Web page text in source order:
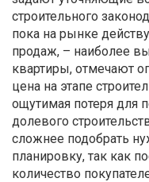
строительного
пока на рынке
продаж, – наиболее
квартиры, отмечают
цена на этапе
ощутимая потеря для
долевого
сложнее подобрать
планировку, так как
количество